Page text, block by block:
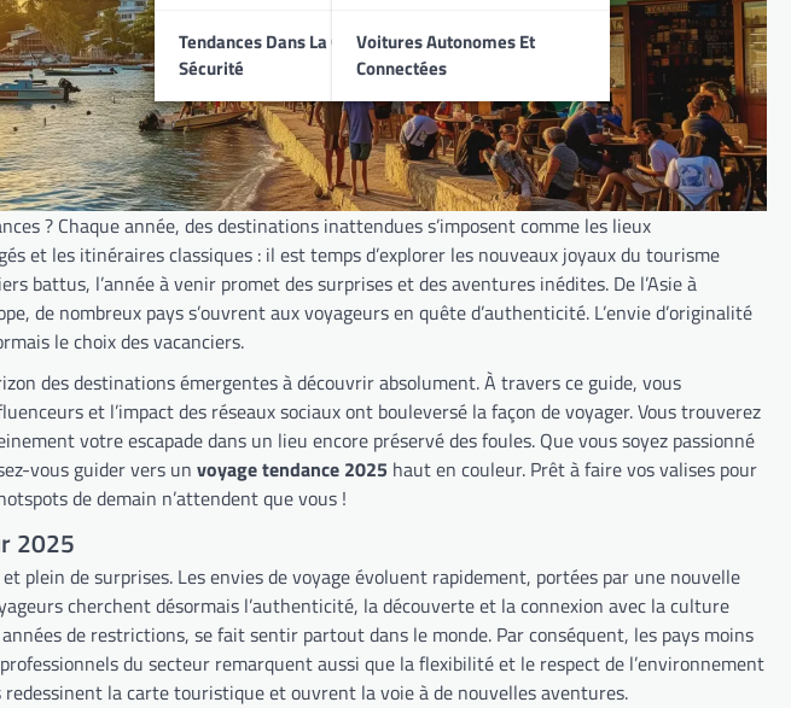
Tendances Dans La Cyber-
Sécurité
Voitures Autonomes Et
Connectées
? Chaque année, des destinations inattendues s’imposent comme les lieux
et les itinéraires classiques : il est temps d’explorer les nouveaux joyaux du tourisme
battus, l’année à venir promet des surprises et des aventures inédites. De l’Asie à
de nombreux pays s’ouvrent aux voyageurs en quête d’authenticité. L’envie d’originalité
le choix des vacanciers.
des destinations émergentes à découvrir absolument. À travers ce guide, vous
et l’impact des réseaux sociaux ont bouleversé la façon de voyager. Vous trouverez
votre escapade dans un lieu encore préservé des foules. Que vous soyez passionné
vous guider vers un voyage tendance 2025 haut en couleur. Prêt à faire vos valises pour
de demain n’attendent que vous !
2025
plein de surprises. Les envies de voyage évoluent rapidement, portées par une nouvelle
cherchent désormais l’authenticité, la découverte et la connexion avec la culture
années de restrictions, se fait sentir partout dans le monde. Par conséquent, les pays moins
du secteur remarquent aussi que la flexibilité et le respect de l’environnement
la carte touristique et ouvrent la voie à de nouvelles aventures.